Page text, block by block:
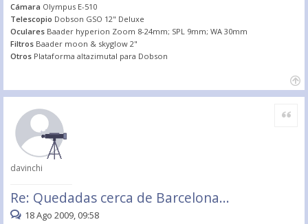
Cámara Olympus E-510
Telescopio Dobson GSO 12" Deluxe
Oculares Baader hyperion Zoom 8-24mm; SPL 9mm; WA 30mm
Filtros Baader moon & skyglow 2"
Otros Plataforma altazimutal para Dobson
davinchi
Re: Quedadas cerca de Barcelona...
Citar
18 Ago 2009, 09:58